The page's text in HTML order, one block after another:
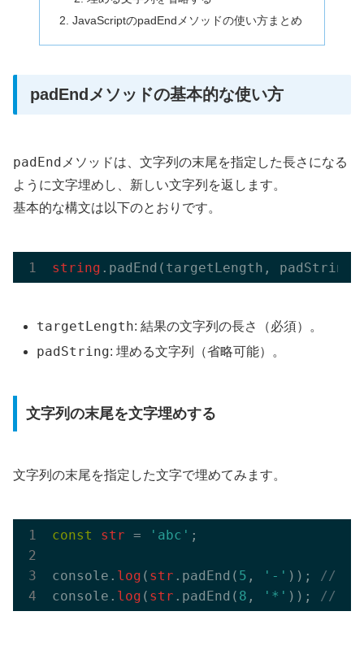
JavaScriptのpadEndメソッドの使い方まとめ
padEndメソッドの基本的な使い方
padEnd メソッドは、文字列の末尾を指定した長さになる
ように文字埋めし、新しい文字列を返します。
基本的な構文は以下のとおりです。
string .padEnd( targetLength , padString
targetLength: 結果の文字列の長さ（必須）。
padString: 埋める文字列（省略可能）。
文字列の末尾を文字埋めする
文字列の末尾を指定した文字で埋めてみます。
const str = 'abc' ;
console. log ( str .padEnd( 5 , '-' ));
// 結
console. log ( str .padEnd( 8 , '*' )); // 結